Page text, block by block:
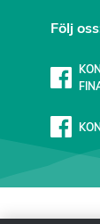
Följ